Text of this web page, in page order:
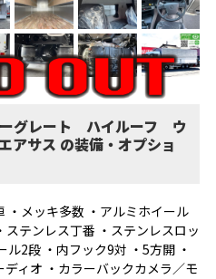
グレート ハイルーフ ウ
サス の装備・オプショ
・メッキ多数 ・アルミホイール
ステンレス丁番 ・ステンレスロッ
2段 ・内フック9対 ・5方開 ・
ィオ ・カラーバックカメラ／モ